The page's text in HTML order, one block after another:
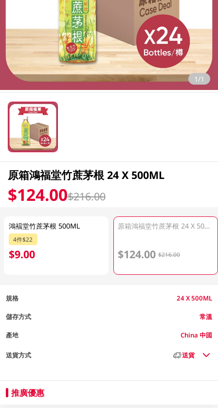
1/1
原箱鴻福堂竹蔗茅根 24 X 500ML
$124.00$216.00
鴻褔堂竹蔗茅根 500ML
4件$22
$9.00
原箱鴻福堂竹蔗茅根 24 X 500ML
$124.00 $216.00
規格 24 X 500ML
儲存方式 常溫
產地 China 中國
送貨方式 送貨
推廣優惠